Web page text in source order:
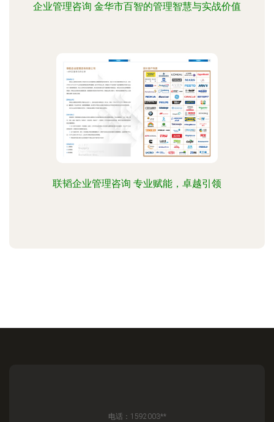
企业管理咨询 金华市百智的管理智慧与实战价值
联韬企业管理咨询 专业赋能，卓越引领
电话：1592003**